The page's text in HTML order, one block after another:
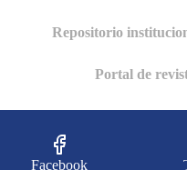
Repositorio
Portal de
Facebook